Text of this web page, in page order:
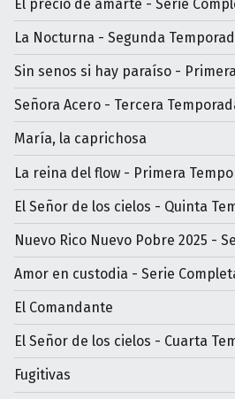
El precio de amarte - Serie
La Nocturna - Segunda
Sin senos si hay paraíso -
Señora Acero - Tercera
María, la caprichosa
La reina del flow - Primera
El Señor de los cielos - Quinta
Nuevo Rico Nuevo Pobre 2025 -
Amor en custodia - Serie
El Comandante
El Señor de los cielos - Cuarta
Fugitivas